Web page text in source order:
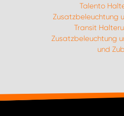
Talento
Zusatzbeleuchtung
Transit
Zusatzbeleuchtung
und